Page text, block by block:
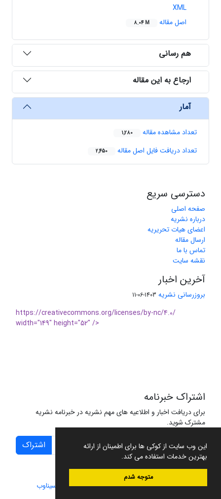
این وب سایت از کوکی ها برای اطمینان از ارائه
بهترین خدمات استفاده می کند.
متوجه شدم
XML
اصل مقاله
8.04 M
هم رسانی
ارجاع به این مقاله
آمار
تعداد مشاهده مقاله 1,280
تعداد دریافت فایل اصل مقاله 2,450
دسترسی سریع
صفحه اصلی
درباره نشریه
اعضای هیات تحریریه
ارسال مقاله
تماس با ما
نقشه سایت
آخرین اخبار
بروزرسانی نشریه 1403-06-11
https://creativecommons.org/licenses/by-nc/4.0/
width="149" height="52" />
اشتراک خبرنامه
برای دریافت اخبار و اطلاعیه های مهم نشریه در خبرنامه نشریه
مشترک شوید.
اشتراک
سامانه مدیریت نشریات علمی.طراحی و پیاده سازی از سیناوب